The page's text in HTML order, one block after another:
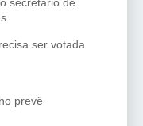
secretário de
ser votada
prevê